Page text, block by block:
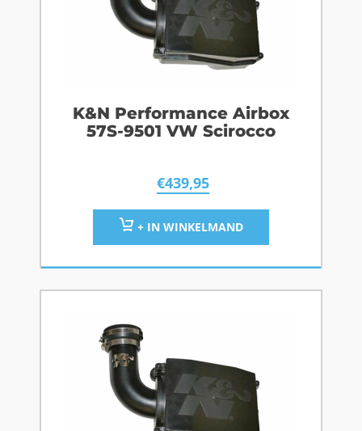
K&N Performance Airbox
57S-9501 VW Scirocco
€439,95
+ IN WINKELMAND